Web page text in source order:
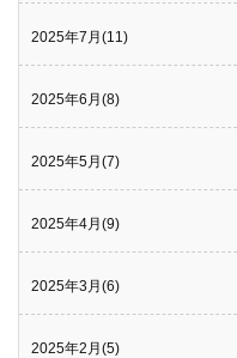
2025年7月(11)
2025年6月(8)
2025年5月(7)
2025年4月(9)
2025年3月(6)
2025年2月(5)